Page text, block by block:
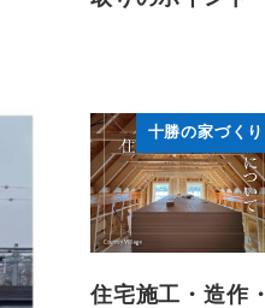
十勝の家づくり
住宅施工・造作・